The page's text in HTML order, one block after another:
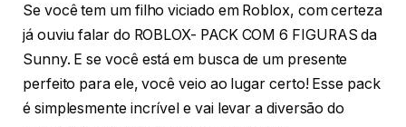
Se você tem um filho viciado em Roblox, com certeza
já ouviu falar do ROBLOX- PACK COM 6 FIGURAS da
Sunny. E se você está em busca de um presente
perfeito para ele, você veio ao lugar certo! Esse pack
é simplesmente incrível e vai levar a diversão do